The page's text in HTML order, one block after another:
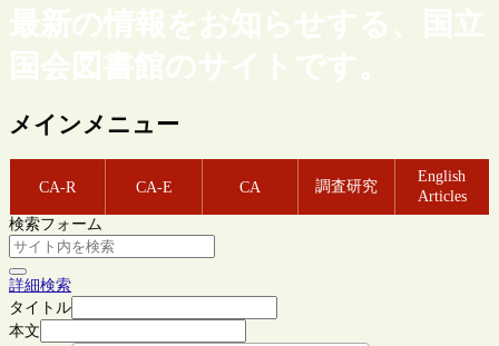
最新の情報をお知らせする、国立
国会図書館のサイトです。
メインメニュー
CA-R CA-E CA 調査研究
English
Articles
検索フォーム
詳細検索
タイトル
本文